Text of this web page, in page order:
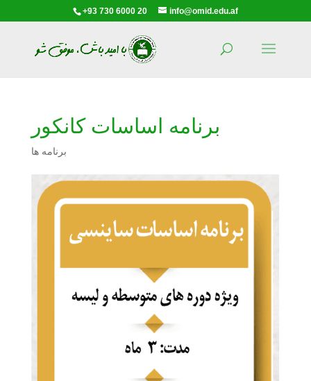
+93 730 6000 20 info@omid.edu.af
برنامه اساسات کانکور
برنامه ها